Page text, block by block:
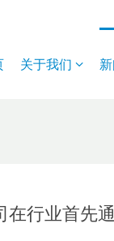
关于我们
在行业首先